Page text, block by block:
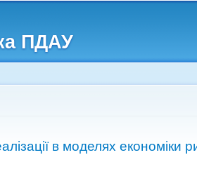
ПДАУ
в моделях економіки